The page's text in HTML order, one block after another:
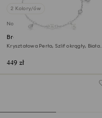
2 Kolory/ów
Nowość
Bransoletka Imber
Kryształowa Perła, Szlif okrągły, Biała,
449 zł